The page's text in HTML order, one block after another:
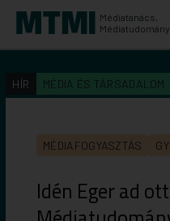
Médiatanács,
KERESÉS AZ INTÉZET ANYAGAI KÖZÖTT
indítása
HÍR MÉDIA ÉS TÁRSADALOM
MÉDIAFOGYASZTÁS
Idén Eger ad